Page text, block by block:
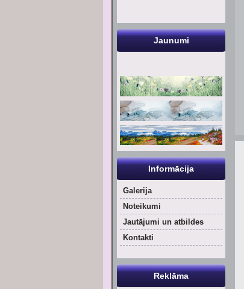
Jaunumi
Informācija
Galerija
Noteikumi
Jautājumi un atbildes
Kontakti
Reklāma